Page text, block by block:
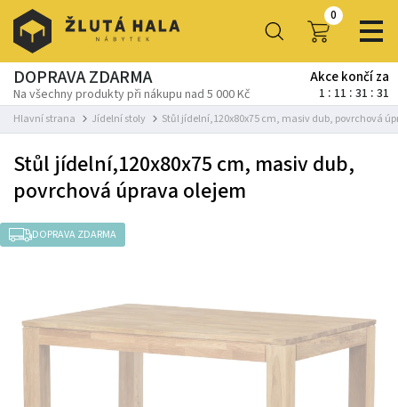
0
DOPRAVA ZDARMA
Na všechny produkty při nákupu nad 5 000 Kč
Akce končí za
1 11 31 30
Hlavní strana Jídelní stoly Stůl jídelní,120x80x75 cm, masiv dub, povrchová
Stůl jídelní,120x80x75 cm, masiv dub,
povrchová úprava olejem
DOPRAVA ZDARMA